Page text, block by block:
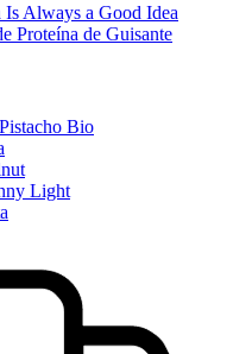
Is Always a Good Idea
Proteína de Guisante
Bio
Light